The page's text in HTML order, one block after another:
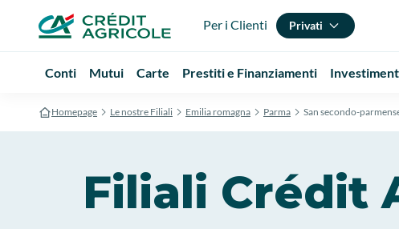
Per i Clienti Privati
Conti Mutui Carte Prestiti e Finanziamenti
Homepage Le nostre Filiali Emilia romagna Parma San secondo-
Filiali Crédit